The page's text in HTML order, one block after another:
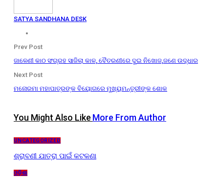
SATYA SANDHANA DESK
Prev Post
ଜାଳେଣୀ କାଠ ସଂଗ୍ରହ ସାଜିଲା କାଳ, ବୈତରଣୀରେ ଦୁଇ ନିଖୋଜ,ଜଣେ ଉଦ୍ଧାର
Next Post
ମନୋରମା ମହାପାତ୍ରଙ୍କ ବିୟୋଗରେ ମୁଖ୍ୟମନ୍ତ୍ରୀଙ୍କ ଶୋକ
You Might Also Like More From Author
UNCATEGORIZED
ଶ୍ରାବଣୀ ଯାତ୍ରା ପାଇଁ କଟକଣା
ଓଡ଼ିଶା